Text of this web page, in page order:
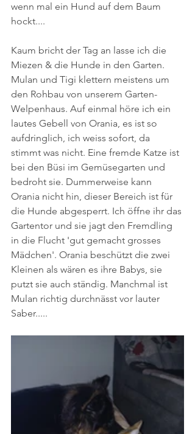
wenn mal ein Hund auf dem Baum
hockt....
Kaum bricht der Tag an lasse ich die
Miezen & die Hunde in den Garten.
Mulan und Tigi klettern meistens um
den Rohbau von unserem Garten-
Welpenhaus. Auf einmal höre ich ein
lautes Gebell von Orania, es ist so
aufdringlich, ich weiss sofort, da
stimmt was nicht. Eine fremde Katze ist
bei den Büsi im Gemüsegarten und
bedroht sie. Dummerweise kann
Orania nicht hin, dieser Bereich ist für
die Hunde abgesperrt. Ich öffne ihr das
Gartentor und sie jagt den Fremdling
in die Flucht 'gut gemacht grosses
Mädchen'. Orania beschützt die zwei
Kleinen als wären es ihre Babys, sie
putzt sie auch ständig. Manchmal ist
Mulan richtig durchnässt vor lauter
Saber.....